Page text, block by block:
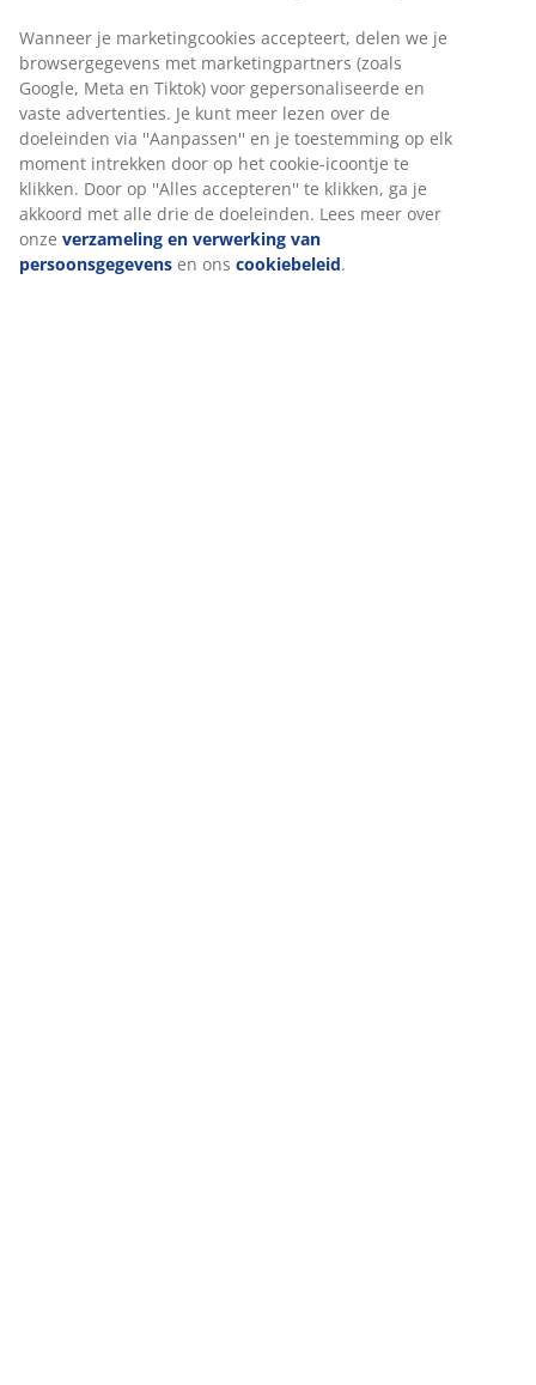
Wanneer je marketingcookies accepteert, delen we je
browsergegevens met marketingpartners (zoals
Google, Meta en Tiktok) voor gepersonaliseerde en
vaste advertenties. Je kunt meer lezen over de
doeleinden via ''Aanpassen'' en je toestemming op elk
moment intrekken door op het cookie-icoontje te
klikken. Door op ''Alles accepteren'' te klikken, ga je
akkoord met alle drie de doeleinden. Lees meer over
onze verzameling en verwerking van
persoonsgegevens en ons cookiebeleid.